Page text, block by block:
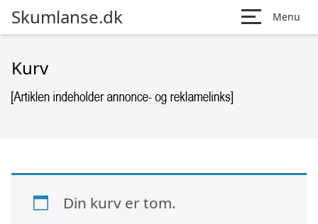
Skumlanse.dk Menu
Kurv
Din kurv er tom.